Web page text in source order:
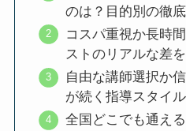
のは？目的別の徹
コスパ重視か長時
ストのリアルな差
自由な講師選択か
が続く指導スタイ
全国どこでも通え